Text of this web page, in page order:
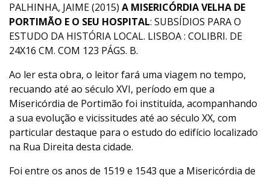
PALHINHA, JAIME (2015) A MISERICÓRDIA VELHA DE
PORTIMÃO E O SEU HOSPITAL: SUBSÍDIOS PARA O
ESTUDO DA HISTÓRIA LOCAL. LISBOA : COLIBRI. DE
24X16 CM. COM 123 PÁGS. B.
Ao ler esta obra, o leitor fará uma viagem no tempo,
recuando até ao século XVI, período em que a
Misericórdia de Portimão foi instituída, acompanhando
a sua evolução e vicissitudes até ao século XX, com
particular destaque para o estudo do edifício localizado
na Rua Direita desta cidade.
Foi entre os anos de 1519 e 1543 que a Misericórdia de